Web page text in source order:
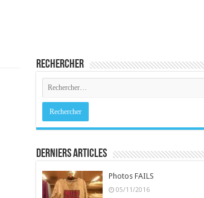
Rechercher
Derniers Articles
Photos FAILS
05/11/2016